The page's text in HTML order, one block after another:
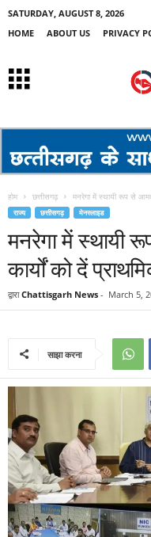
SATURDAY, AUGUST 8, 2026
HOME
ABOUT US PRIVACY
होम छत्तीसगढ़ मनरेगा में स्थायी रूप से
राज्य छत्तीसगढ़ मेनस्लाइड
मनरेगा में स्थायी
कार्यों को दें
द्वारा Chattisgarh News - March 5,
साझा करना